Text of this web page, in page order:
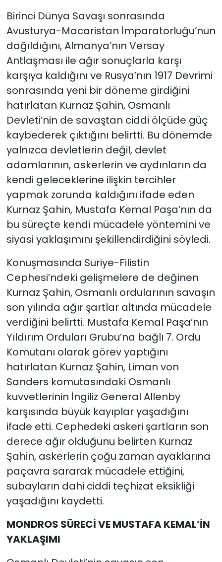
Birinci Dünya Savaşı sonrasında
Avusturya-Macaristan İmparatorluğu’nun
dağıldığını, Almanya’nın Versay
Antlaşması ile ağır sonuçlarla karşı
karşıya kaldığını ve Rusya’nın 1917 Devrimi
sonrasında yeni bir döneme girdiğini
hatırlatan Kurnaz Şahin, Osmanlı
Devleti’nin de savaştan ciddi ölçüde güç
kaybederek çıktığını belirtti. Bu dönemde
yalnızca devletlerin değil, devlet
adamlarının, askerlerin ve aydınların da
kendi geleceklerine ilişkin tercihler
yapmak zorunda kaldığını ifade eden
Kurnaz Şahin, Mustafa Kemal Paşa’nın da
bu süreçte kendi mücadele yöntemini ve
siyasi yaklaşımını şekillendirdiğini söyledi.
Konuşmasında Suriye-Filistin
Cephesi’ndeki gelişmelere de değinen
Kurnaz Şahin, Osmanlı ordularının savaşın
son yılında ağır şartlar altında mücadele
verdiğini belirtti. Mustafa Kemal Paşa’nın
Yıldırım Orduları Grubu’na bağlı 7. Ordu
Komutanı olarak görev yaptığını
hatırlatan Kurnaz Şahin, Liman von
Sanders komutasındaki Osmanlı
kuvvetlerinin İngiliz General Allenby
karşısında büyük kayıplar yaşadığını
ifade etti. Cephedeki askeri şartların son
derece ağır olduğunu belirten Kurnaz
Şahin, askerlerin çoğu zaman ayaklarına
paçavra sararak mücadele ettiğini,
subayların dahi ciddi teçhizat eksikliği
yaşadığını kaydetti.
MONDROS SÜRECİ VE MUSTAFA KEMAL’İN
YAKLAŞIMI